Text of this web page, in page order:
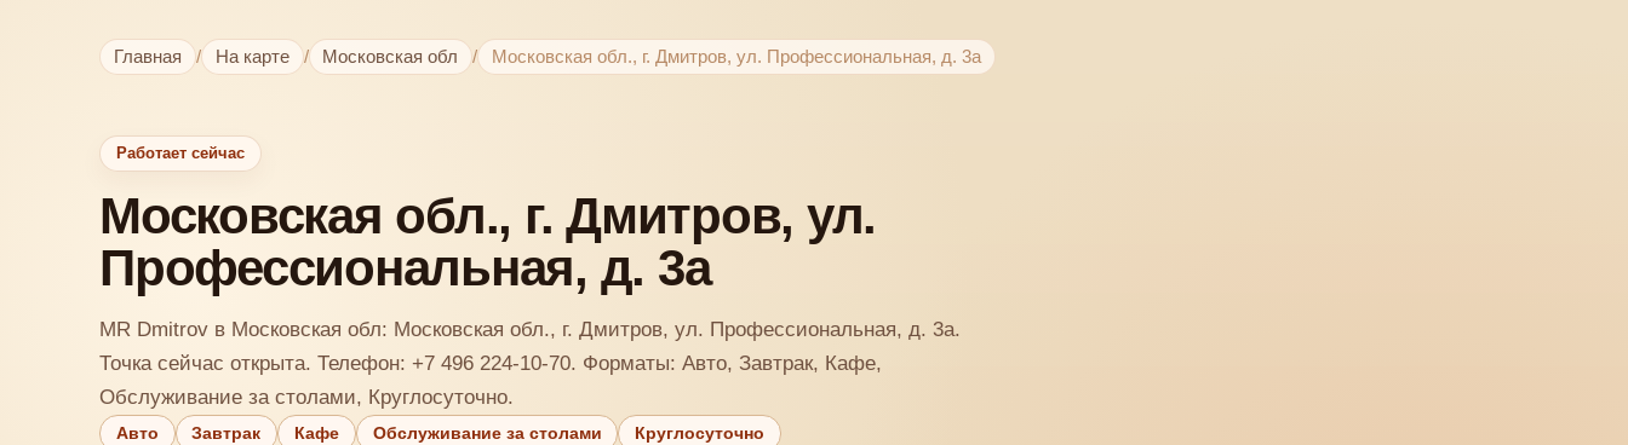
Главная / На карте / Московская обл / Московская обл., г. Дмитров, ул. Профессиональная, д. 3а
Работает сейчас
Московская обл., г. Дмитров, ул.
Профессиональная, д. 3а
MR Dmitrov в Московская обл: Московская обл., г. Дмитров, ул. Профессиональная, д. 3а.
Точка сейчас открыта. Телефон: +7 496 224-10-70. Форматы: Авто, Завтрак, Кафе,
Обслуживание за столами, Круглосуточно.
Авто Завтрак Кафе Обслуживание за столами Круглосуточно